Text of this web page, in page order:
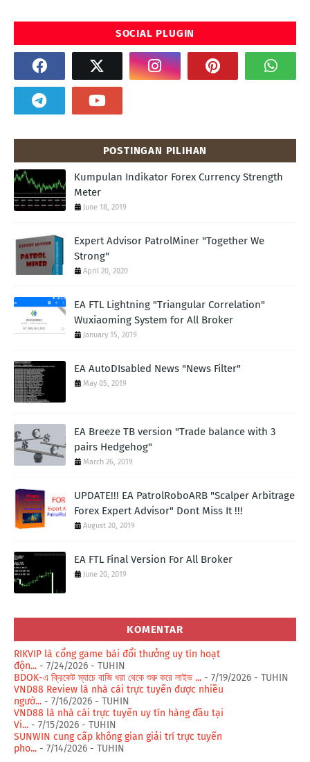
SOCIAL PLUGIN
POSTINGAN PILIHAN
Kumpulan Indikator Forex Currency Strength
Meter
June 18, 2019
Expert Advisor PatrolMiner "Together We
Strong"
April 20, 2020
EA FTL Lightning "Triangular Correlation"
Wuxiaoming System for All Broker
January 15, 2019
EA AutoDIsabled News "News Filter"
May 05, 2019
EA Breeze TB version "Trade balance with 3
pairs Hedgehog"
March 26, 2019
UPDATE!!! EA PatrolRoboARB "Scalper Arbitrage
Forex Expert Advisor" Dont Miss It !!!
August 20, 2019
EA FTL Final Version For All Broker
June 20, 2019
KOMENTAR
RIKVIP là cổng game bài đổi thưởng uy tín hoạt
độn... - 7/24/2026 - TUHIN
BDOK-এ ক্রিকেট ম্যাচে বাজি ধরা থেকে শুরু করে লাইভ ... - 7/19/2026 - TUHIN
VND88 Review là nhà cái trực tuyến được nhiều
ngườ... - 7/16/2026 - TUHIN
VND88 là nhà cái trực tuyến uy tín hàng đầu tại
Vi... - 7/15/2026 - TUHIN
SUNWIN cung cấp không gian giải trí trực tuyến
pho... - 7/14/2026 - TUHIN